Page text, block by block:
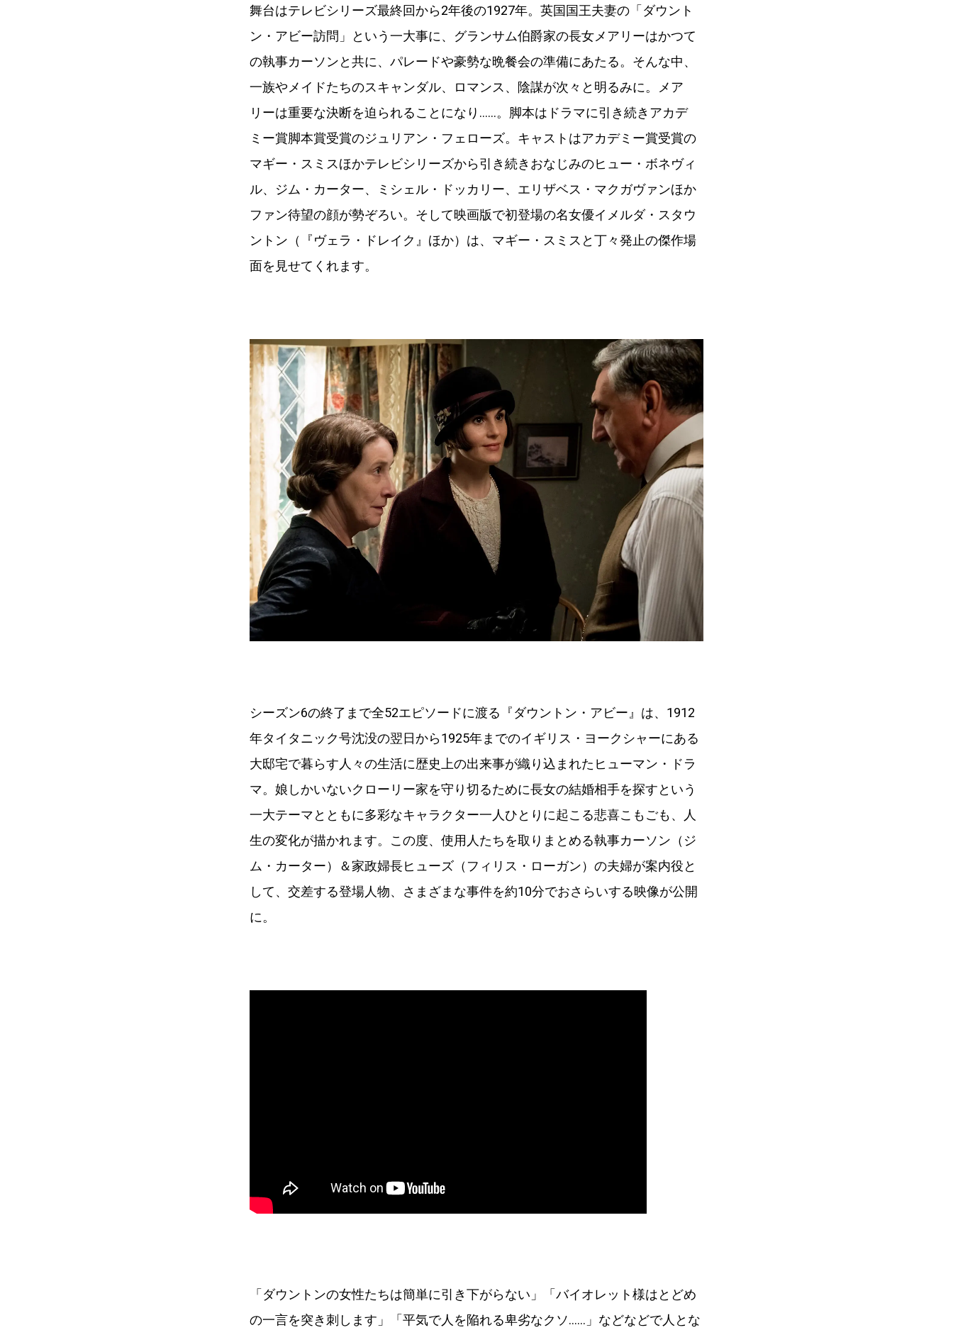
舞台はテレビシリーズ最終回から2年後の1927年。英国国王夫妻の「ダウント
ン・アビー訪問」という一大事に、グランサム伯爵家の長女メアリーはかつて
の執事カーソンと共に、パレードや豪勢な晩餐会の準備にあたる。そんな中、
一族やメイドたちのスキャンダル、ロマンス、陰謀が次々と明るみに。メア
リーは重要な決断を迫られることになり……。脚本はドラマに引き続きアカデ
ミー賞脚本賞受賞のジュリアン・フェローズ。キャストはアカデミー賞受賞の
マギー・スミスほかテレビシリーズから引き続きおなじみのヒュー・ボネヴィ
ル、ジム・カーター、ミシェル・ドッカリー、エリザベス・マクガヴァンほか
ファン待望の顔が勢ぞろい。そして映画版で初登場の名女優イメルダ・スタウ
ントン（『ヴェラ・ドレイク』ほか）は、マギー・スミスと丁々発止の傑作場
面を見せてくれます。
シーズン6の終了まで全52エピソードに渡る『ダウントン・アビー』は、1912
年タイタニック号沈没の翌日から1925年までのイギリス・ヨークシャーにある
大邸宅で暮らす人々の生活に歴史上の出来事が織り込まれたヒューマン・ドラ
マ。娘しかいないクローリー家を守り切るために長女の結婚相手を探すという
一大テーマとともに多彩なキャラクター一人ひとりに起こる悲喜こもごも、人
生の変化が描かれます。この度、使用人たちを取りまとめる執事カーソン（ジ
ム・カーター）＆家政婦長ヒューズ（フィリス・ローガン）の夫婦が案内役と
して、交差する登場人物、さまざまな事件を約10分でおさらいする映像が公開
に。
「ダウントンの女性たちは簡単に引き下がらない」「バイオレット様はとどめ
の一言を突き刺します」「平気で人を陥れる卑劣なクソ……」などなどで人とな